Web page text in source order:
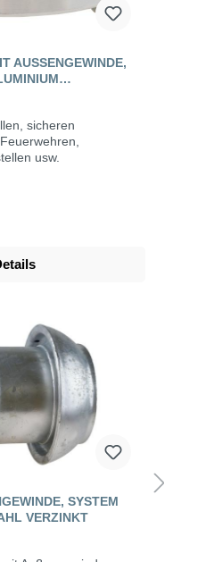
AUSSENGEWINDE, S
G
sicheren
usw.
SYSTEM P
VERZINKT